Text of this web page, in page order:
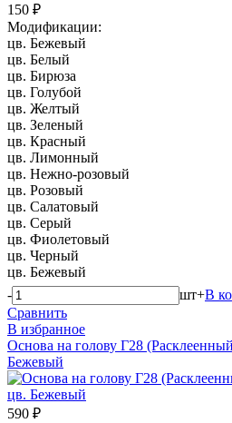
150 ₽
Модификации:
цв. Бежевый
цв. Белый
цв. Бирюза
цв. Голубой
цв. Желтый
цв. Зеленый
цв. Красный
цв. Лимонный
цв. Нежно-розовый
цв. Розовый
цв. Салатовый
цв. Серый
цв. Фиолетовый
цв. Черный
цв. Бежевый
-
шт+В
Сравнить
В избранное
Основа на голову Г28
Бежевый
590 ₽